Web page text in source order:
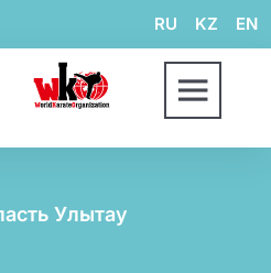
RU KZ EN
Улытау